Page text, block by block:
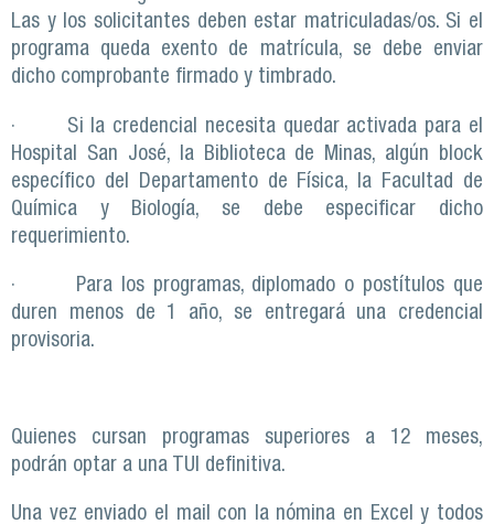
Las y los solicitantes deben estar matriculadas/os. Si el
programa queda exento de matrícula, se debe enviar
dicho comprobante firmado y timbrado.
· Si la credencial necesita quedar activada para el
Hospital San José, la Biblioteca de Minas, algún block
específico del Departamento de Física, la Facultad de
Química y Biología, se debe especificar dicho
requerimiento.
· Para los programas, diplomado o postítulos que
duren menos de 1 año, se entregará una credencial
provisoria.
Quienes cursan programas superiores a 12 meses,
podrán optar a una TUI definitiva.
Una vez enviado el mail con la nómina en Excel y todos